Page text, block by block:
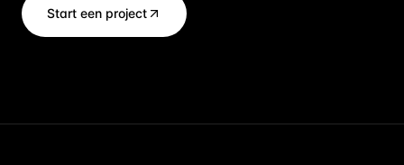
Start een project